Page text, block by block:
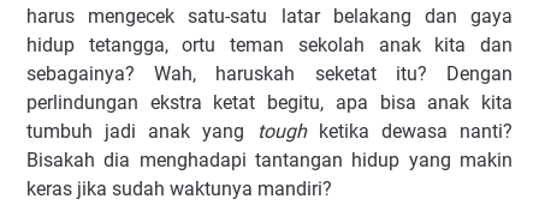
harus mengecek satu-satu latar belakang dan gaya
hidup tetangga, ortu teman sekolah anak kita dan
sebagainya? Wah, haruskah seketat itu? Dengan
perlindungan ekstra ketat begitu, apa bisa anak kita
tumbuh jadi anak yang
tough ketika dewasa nanti?
Bisakah dia menghadapi tantangan hidup yang makin
keras jika sudah waktunya mandiri?